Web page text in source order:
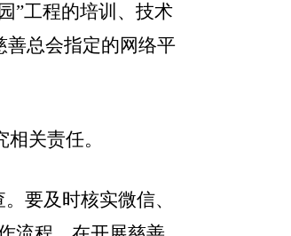
”工程的培训、技术
善总会指定的网络平
关责任。
要及时核实微信、